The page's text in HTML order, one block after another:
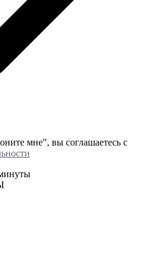
мне", вы соглашаетесь с